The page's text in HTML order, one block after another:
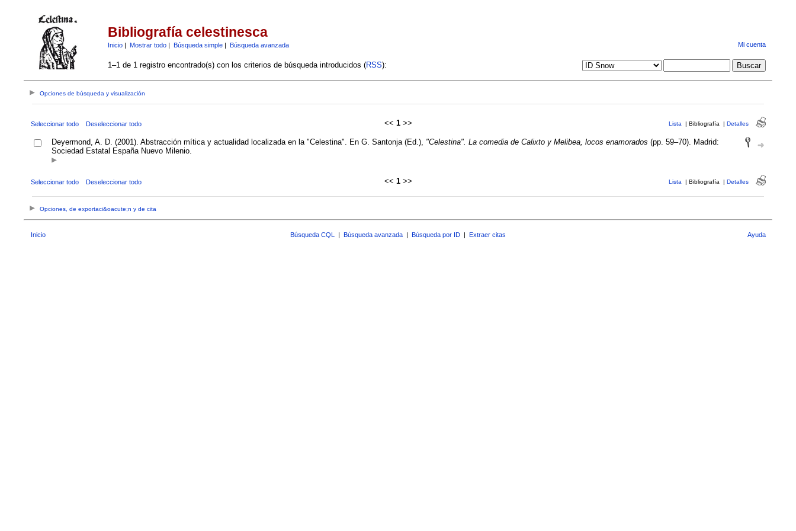
Bibliografía celestinesca
Inicio| Mostrar todo| Búsqueda simple| Búsqueda avanzada Mi cuenta
1–1 de 1 registro encontrado(s) con los criterios de búsqueda introducidos (RSS):
Opciones de búsqueda y visualización
Seleccionar todo Deseleccionar todo << 1>> Lista | Bibliografía | Detalles
Deyermond, A. D. (2001). Abstracción mítica y actualidad localizada en la "Celestina". En G. Santonja (Ed.), "Celestina". La comedia de Calixto y Melibea, locos enamorados (pp. 59–70). Madrid:
Sociedad Estatal España Nuevo Milenio.
Seleccionar todo Deseleccionar todo << 1>> Lista | Bibliografía | Detalles
Opciones, de exportaci&oacute;n y de cita
Inicio Búsqueda CQL | Búsqueda avanzada | Búsqueda por ID | Extraer citas Ayuda